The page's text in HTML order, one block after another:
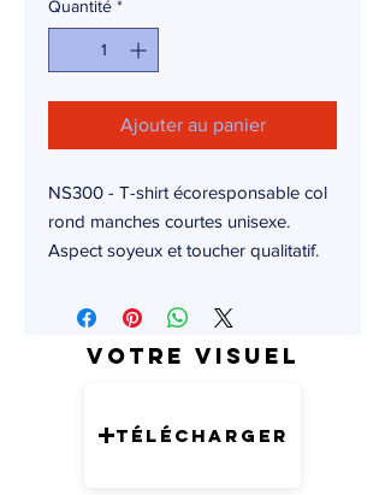
Quantité *
Ajouter au panier
NS300 - T-shirt écoresponsable col
rond manches courtes unisexe.
Aspect soyeux et toucher qualitatif.
Votre visuel
Télécharger